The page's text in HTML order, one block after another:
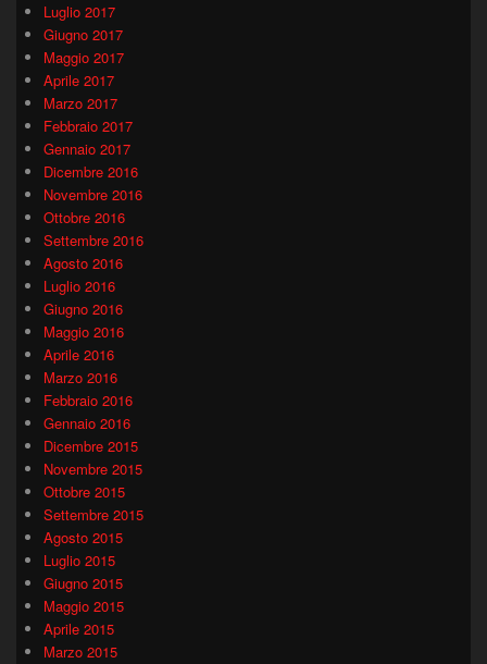
Luglio 2017
Giugno 2017
Maggio 2017
Aprile 2017
Marzo 2017
Febbraio 2017
Gennaio 2017
Dicembre 2016
Novembre 2016
Ottobre 2016
Settembre 2016
Agosto 2016
Luglio 2016
Giugno 2016
Maggio 2016
Aprile 2016
Marzo 2016
Febbraio 2016
Gennaio 2016
Dicembre 2015
Novembre 2015
Ottobre 2015
Settembre 2015
Agosto 2015
Luglio 2015
Giugno 2015
Maggio 2015
Aprile 2015
Marzo 2015